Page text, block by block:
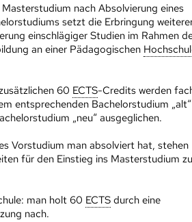
nach Absolvierung eines
setzt die Erbringung
einschlägiger Studien im Rahmen
an einer Pädagogischen
60 ECTS-Credits werden
entsprechenden Bachelorstudium
„neu“ ausgeglichen.
Vorstudium man absolviert hat, stehen
für den Einstieg ins Masterstudium
man holt 60 ECTS durch eine
nach.